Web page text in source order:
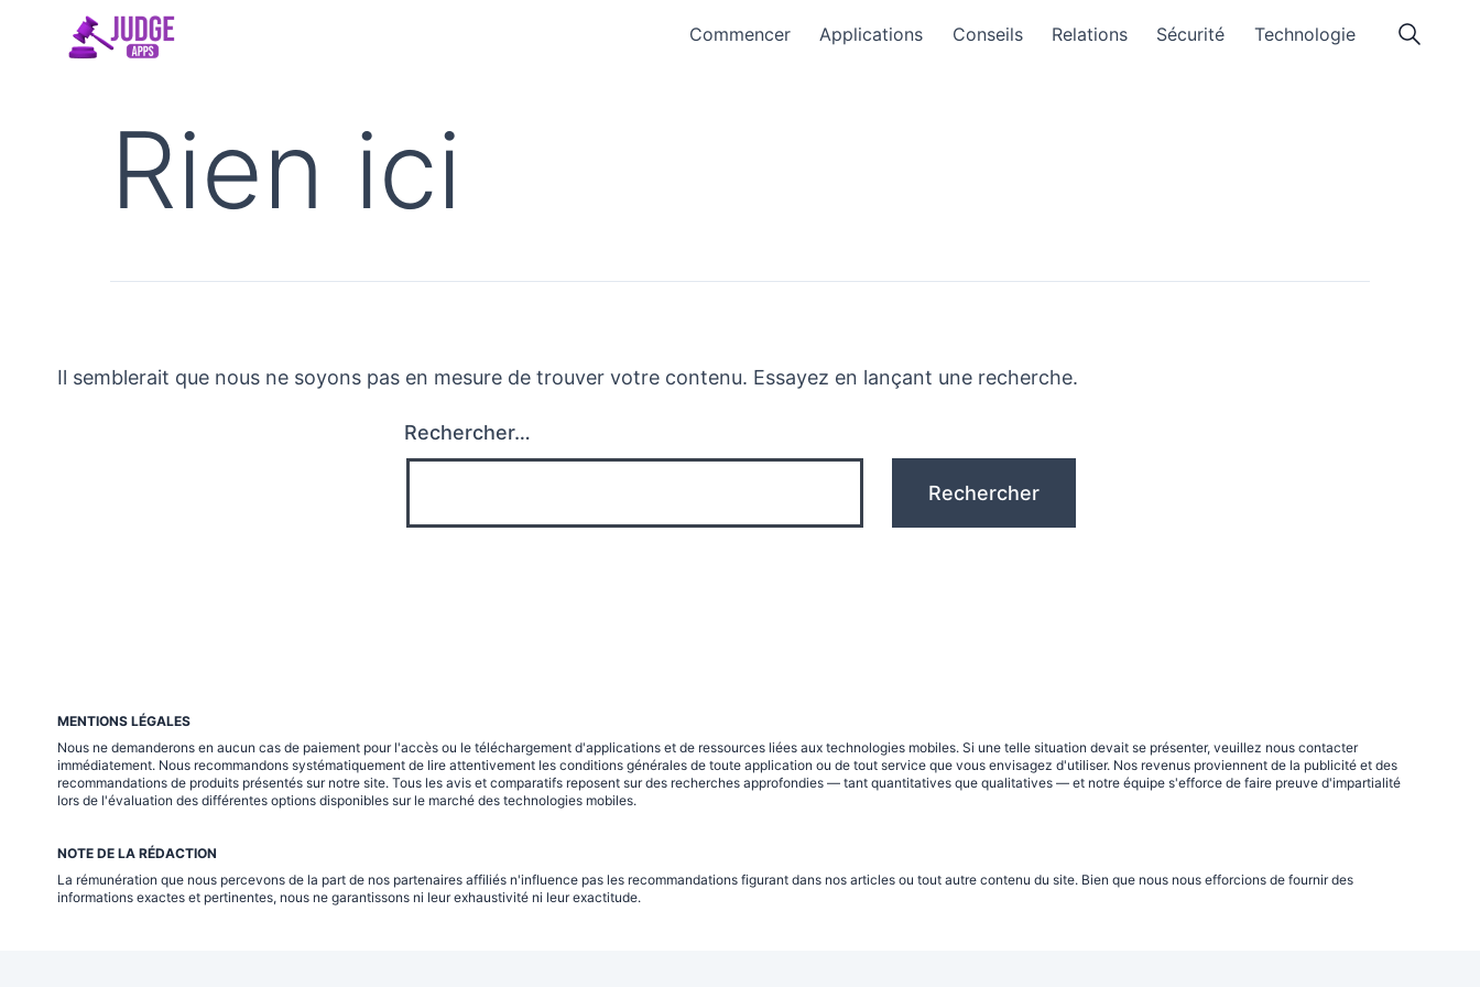
Commencer Applications Conseils Relations Sécurité Technologie
Rien ici
Il semblerait que nous ne soyons pas en mesure de trouver votre contenu. Essayez en lançant une recherche.
Rechercher…
MENTIONS LÉGALES
Nous ne demanderons en aucun cas de paiement pour l'accès ou le téléchargement d'applications et de ressources liées aux technologies mobiles. Si une telle situation devait se présenter, veuillez nous contacter
immédiatement. Nous recommandons systématiquement de lire attentivement les conditions générales de toute application ou de tout service que vous envisagez d'utiliser. Nos revenus proviennent de la publicité et des
recommandations de produits présentés sur notre site. Tous les avis et comparatifs reposent sur des recherches approfondies — tant quantitatives que qualitatives — et notre équipe s'efforce de faire preuve d'impartialité
lors de l'évaluation des différentes options disponibles sur le marché des technologies mobiles.
NOTE DE LA RÉDACTION
La rémunération que nous percevons de la part de nos partenaires affiliés n'influence pas les recommandations figurant dans nos articles ou tout autre contenu du site. Bien que nous nous efforcions de fournir des
informations exactes et pertinentes, nous ne garantissons ni leur exhaustivité ni leur exactitude.